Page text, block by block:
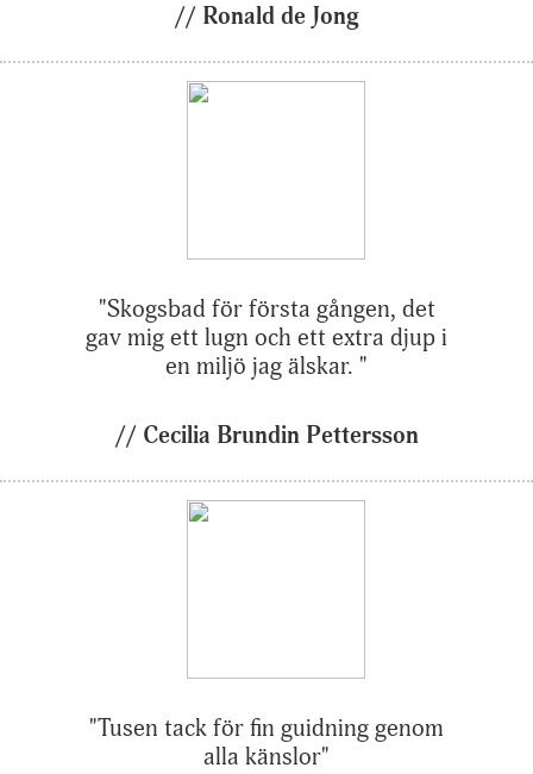
// Ronald de Jong
"Skogsbad för första gången, det
gav mig ett lugn och ett extra djup i
en miljö jag älskar. "
// Cecilia Brundin Pettersson
"Tusen tack för fin guidning genom
alla känslor"